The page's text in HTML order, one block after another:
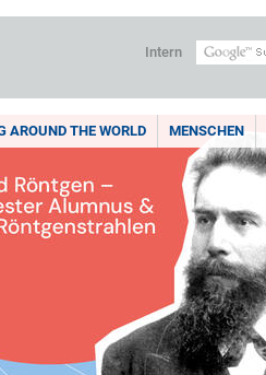
Intern
AROUND THE WORLD MENSCHEN